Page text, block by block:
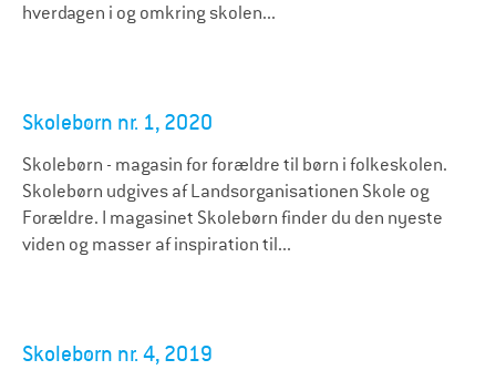
hverdagen i og omkring skolen...
Skolebørn nr. 1, 2020
Skolebørn - magasin for forældre til børn i folkeskolen.
Skolebørn udgives af Landsorganisationen Skole og
Forældre. I magasinet Skolebørn finder du den nyeste
viden og masser af inspiration til...
Skolebørn nr. 4, 2019